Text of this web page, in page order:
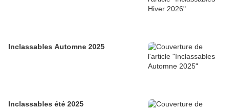
Inclassables Automne 2025
Inclassables été 2025